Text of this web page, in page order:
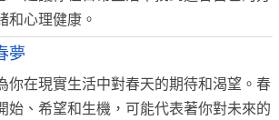
和心理健康。
夢
你在現實生活中對春天的期待和渴望。春
始、希望和生機，可能代表著你對未來的